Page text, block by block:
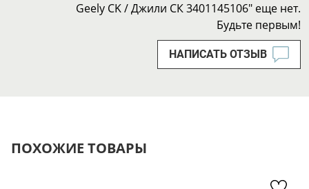
Geely CK / Джили СК 3401145106" еще нет.
Будьте первым!
НАПИСАТЬ ОТЗЫВ
ПОХОЖИЕ ТОВАРЫ